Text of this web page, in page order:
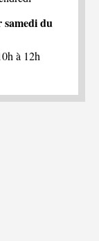
samedi du
à 12h